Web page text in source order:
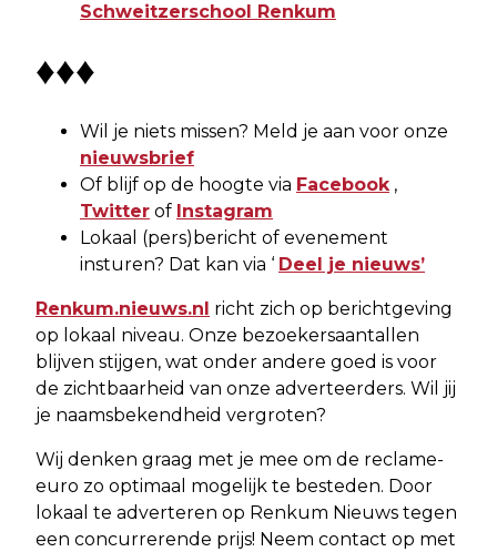
Schweitzerschool Renkum
♦♦♦
Wil je niets missen? Meld je aan voor onze
nieuwsbrief
Of blijf op de hoogte via Facebook ,
Twitter of Instagram
Lokaal (pers)bericht of evenement
insturen? Dat kan via ‘ Deel je nieuws’
Renkum.nieuws.nl richt zich op berichtgeving
op lokaal niveau. Onze bezoekersaantallen
blijven stijgen, wat onder andere goed is voor
de zichtbaarheid van onze adverteerders. Wil jij
je naamsbekendheid vergroten?
Wij denken graag met je mee om de reclame-
euro zo optimaal mogelijk te besteden. Door
lokaal te adverteren op Renkum Nieuws tegen
een concurrerende prijs! Neem contact op met